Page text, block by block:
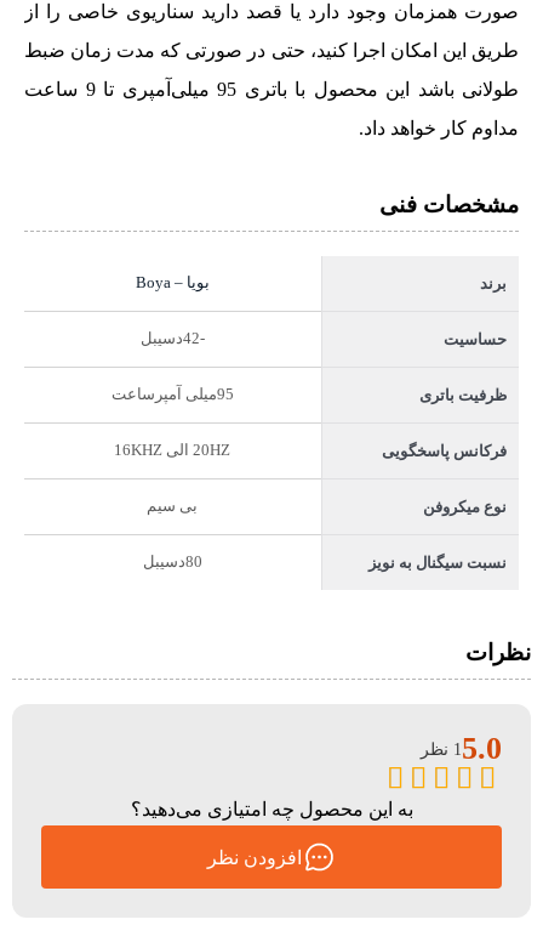
صورت همزمان وجود دارد یا قصد دارید سناریوی خاصی را از
طریق این امکان اجرا کنید،‌ حتی در صورتی که مدت زمان ضبط
طولانی باشد این محصول با باتری 95 میلی‌آمپری تا 9 ساعت
مداوم کار خواهد داد.
مشخصات فنی
برند بویا – Boya
حساسیت -42دسیبل
ظرفیت باتری 95میلی آمپرساعت
فرکانس پاسخگویی 20HZ الی 16KHZ
نوع میکروفن بی سیم
نسبت سیگنال به نویز 80دسیبل
نظرات
5.01 نظر
به این محصول چه امتیازی می‌دهید؟
افزودن نظر